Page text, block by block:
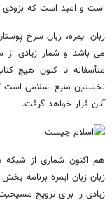
است و امید است که
زبان ایمره، زبان سرخ
می باشد و شمار زیادی از
متأسفانه تا کنون هیچ
نخستین منبع اسلامی است
آنان قرار خواهد گرفت.
هم اکنون شماری از شبکه
زبان زبان ایمره برنامه
زیادی را برای ترویج